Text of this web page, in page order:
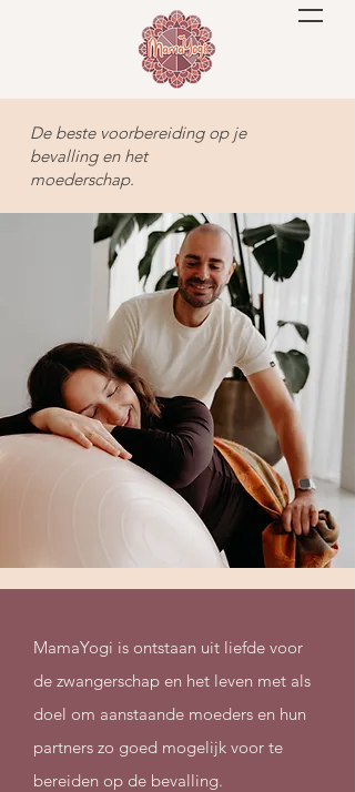
De beste voorbereiding op je
bevalling en het
moederschap.
MamaYogi is ontstaan uit liefde voor
de zwangerschap en het leven met als
doel om aanstaande moeders en hun
partners zo goed mogelijk voor te
bereiden op de bevalling.